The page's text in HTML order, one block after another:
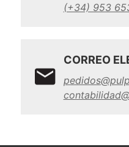
(+34) 953
CORREO